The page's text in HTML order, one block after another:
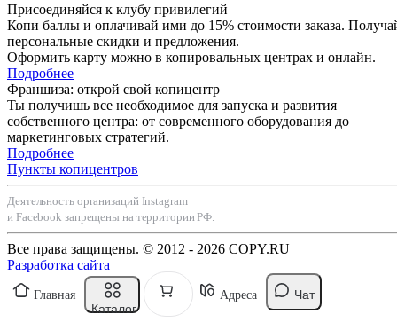
Присоединяйся к клубу привилегий
Копи баллы и оплачивай ими до 15% стоимости заказа.
персональные скидки и предложения.
Оформить карту можно в копировальных центрах и онлайн.
Подробнее
Франшиза: открой свой копицентр
Ты получишь все необходимое для запуска и развития
собственного центра: от современного оборудования до
маркетинговых стратегий.
Подробнее
Пункты копицентров
Деятельность организаций Instagram
и Facebook запрещены на территории РФ.
Все права защищены. © 2012 - 2026 COPY.RU
Разработка сайта
Главная
Каталог
Адреса Чат